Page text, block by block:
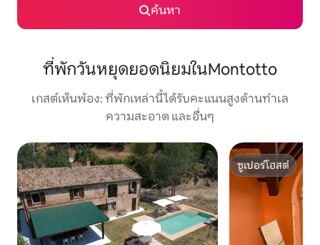
ค้นหา
ที่พักวันหยุดยอดนิยมในMontotto
เกสต์เห็นพ้อง: ที่พักเหล่านี้ได้รับคะแนนสูงด้านทำเล
ความสะอาด และอื่นๆ
ซูเปอร์โฮสต์
ซูเปอร์โฮสต์